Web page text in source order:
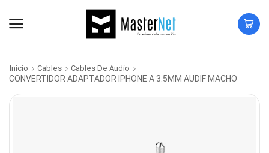
Inicio Cables Cables De Audio
CONVERTIDOR ADAPTADOR IPHONE A 3.5MM AUDIF MACHO